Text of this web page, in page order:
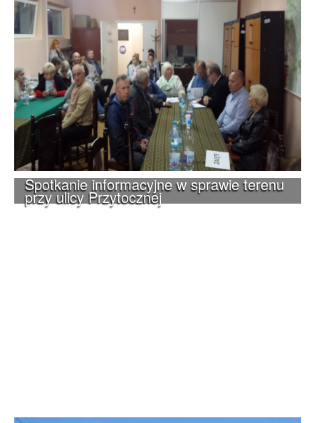
Spotkanie informacyjne w sprawie terenu
przy ulicy Przytocznej